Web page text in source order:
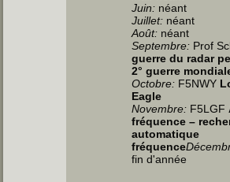
Juin: néant
Juillet: néant
Août: néant
Septembre: Prof
guerre du radar
2° guerre
Octobre: F5NWY
Eagle
Novembre: F5LGF
fréquence –
automatique
fréquence
fin d'année